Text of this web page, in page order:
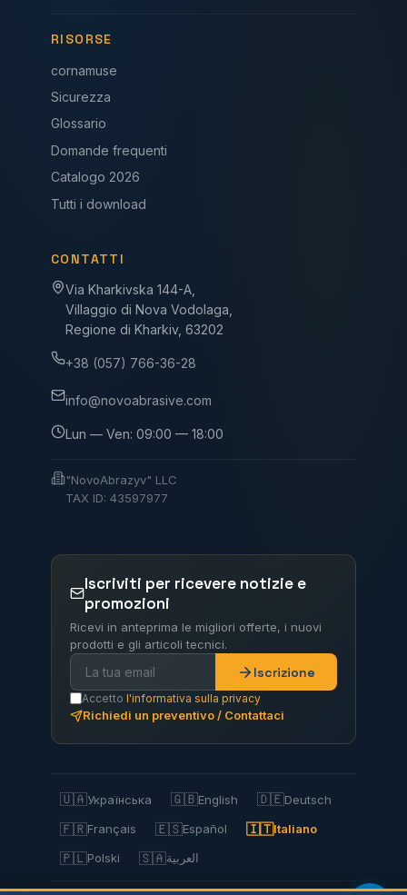
RISORSE
cornamuse
Sicurezza
Glossario
Domande frequenti
Catalogo 2026
Tutti i download
CONTATTI
Via Kharkivska 144-A,
Villaggio di Nova Vodolaga,
Regione di Kharkiv, 63202
+38 (057) 766-36-28
info@novoabrasive.com
Lun — Ven: 09:00 — 18:00
"NovoAbrazyv" LLC
TAX ID: 43597977
Iscriviti per ricevere notizie e
promozioni
Ricevi in anteprima le migliori offerte, i nuovi
prodotti e gli articoli tecnici.
Iscrizione
Accetto l'informativa sulla privacy
Richiedi un preventivo / Contattaci
🇺🇦Українська 🇬🇧English 🇩🇪Deutsch
🇫🇷Français 🇪🇸Español 🇮🇹Italiano
🇵🇱Polski 🇸🇦العربية